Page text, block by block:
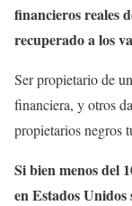
financieros reales
recuperado a los
Ser propietario de
financiera, y otros
propietarios negros
Si bien menos del
en Estados Unidos